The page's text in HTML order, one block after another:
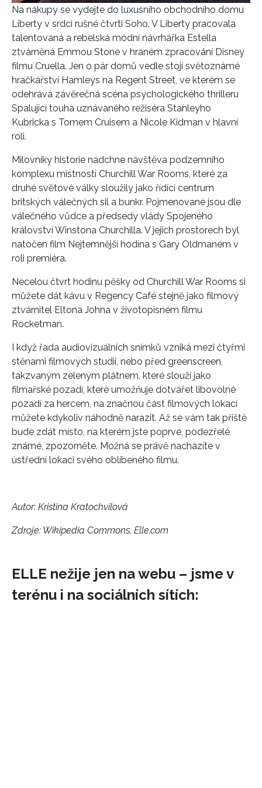
Na nákupy se vydejte do luxusního obchodního domu
Liberty v srdci rušné čtvrti Soho. V Liberty pracovala
talentovaná a rebelská módní návrhářka Estella
ztvárněná Emmou Stone v hraném zpracování Disney
filmu Cruella. Jen o pár domů vedle stojí světoznámé
hračkářství Hamleys na Regent Street, ve kterém se
odehrává závěrečná scéna psychologického thrilleru
Spalující touha uznávaného režiséra Stanleyho
Kubricka s Tomem Cruisem a Nicole Kidman v hlavní
roli.
Milovníky historie nadchne návštěva podzemního
komplexu místností Churchill War Rooms, které za
druhé světové války sloužily jako řídící centrum
britských válečných sil a bunkr. Pojmenované jsou dle
válečného vůdce a předsedy vlády Spojeného
království Winstona Churchilla. V jejich prostorech byl
natočen film Nejtemnější hodina s Gary Oldmanem v
roli premiéra.
Necelou čtvrt hodinu pěšky od Churchill War Rooms si
můžete dát kávu v Regency Café stejně jako filmový
ztvárnitel Eltona Johna v životopisném filmu
Rocketman.
I když řada audiovizuálních snímků vzniká mezi čtyřmi
stěnami filmových studií, nebo před greenscreen,
takzvaným zeleným plátnem, které slouží jako
filmařské pozadí, které umožňuje dotvářet libovolné
pozadí za hercem, na značnou část filmových lokací
můžete kdykoliv náhodně narazit. Až se vám tak příště
bude zdát místo, na kterém jste poprvé, podezřelé
známé, zpozorněte. Možná se právě nacházíte v
ústřední lokaci svého oblíbeného filmu.
Autor: Kristina Kratochvilová
Zdroje: Wikipedia Commons, Elle.com
ELLE nežije jen na webu – jsme v
terénu i na sociálních sítích: